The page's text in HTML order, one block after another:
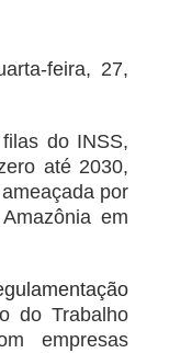
feira, 27,
do INSS,
até 2030,
por
em
do Trabalho
empresas